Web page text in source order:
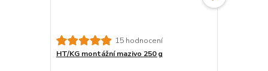
15 hodnocení
HT/KG montážní mazivo 250 g